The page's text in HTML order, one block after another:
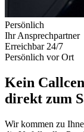
Persönlich
Ihr Ansprechpartner
Erreichbar 24/7
Persönlich vor Ort
Kein
direkt zum
Wir kommen zu